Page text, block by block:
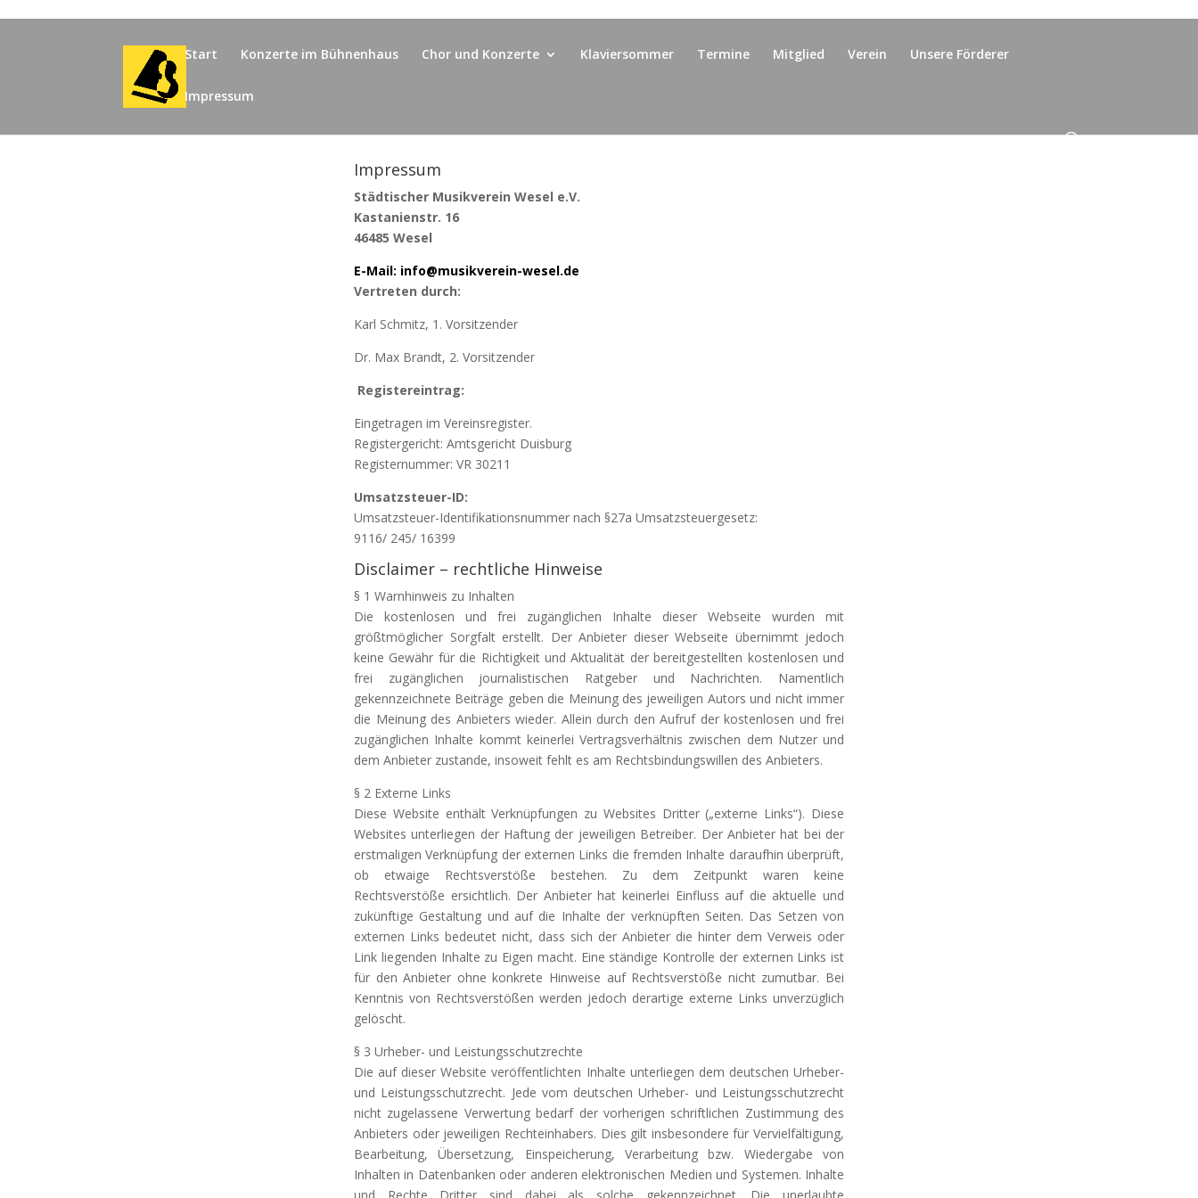
Start Konzerte im Bühnenhaus Chor und Konzerte Klaviersommer Termine Mitglied Verein Unsere Förderer
Impressum
Impressum
Städtischer Musikverein Wesel e.V.
Kastanienstr. 16
46485 Wesel
E-Mail: info@musikverein-wesel.de
Vertreten durch:
Karl Schmitz, 1. Vorsitzender
Dr. Max Brandt, 2. Vorsitzender
Registereintrag:
Eingetragen im Vereinsregister.
Registergericht: Amtsgericht Duisburg
Registernummer: VR 30211
Umsatzsteuer-ID:
Umsatzsteuer-Identifikationsnummer nach §27a Umsatzsteuergesetz:
9116/ 245/ 16399
Disclaimer – rechtliche Hinweise
§ 1 Warnhinweis zu Inhalten
Die kostenlosen und frei zugänglichen Inhalte dieser Webseite wurden mit
größtmöglicher Sorgfalt erstellt. Der Anbieter dieser Webseite übernimmt jedoch
keine Gewähr für die Richtigkeit und Aktualität der bereitgestellten kostenlosen und
frei zugänglichen journalistischen Ratgeber und Nachrichten. Namentlich
gekennzeichnete Beiträge geben die Meinung des jeweiligen Autors und nicht immer
die Meinung des Anbieters wieder. Allein durch den Aufruf der kostenlosen und frei
zugänglichen Inhalte kommt keinerlei Vertragsverhältnis zwischen dem Nutzer und
dem Anbieter zustande, insoweit fehlt es am Rechtsbindungswillen des Anbieters.
§ 2 Externe Links
Diese Website enthält Verknüpfungen zu Websites Dritter („externe Links“). Diese
Websites unterliegen der Haftung der jeweiligen Betreiber. Der Anbieter hat bei der
erstmaligen Verknüpfung der externen Links die fremden Inhalte daraufhin überprüft,
ob etwaige Rechtsverstöße bestehen. Zu dem Zeitpunkt waren keine
Rechtsverstöße ersichtlich. Der Anbieter hat keinerlei Einfluss auf die aktuelle und
zukünftige Gestaltung und auf die Inhalte der verknüpften Seiten. Das Setzen von
externen Links bedeutet nicht, dass sich der Anbieter die hinter dem Verweis oder
Link liegenden Inhalte zu Eigen macht. Eine ständige Kontrolle der externen Links ist
für den Anbieter ohne konkrete Hinweise auf Rechtsverstöße nicht zumutbar. Bei
Kenntnis von Rechtsverstößen werden jedoch derartige externe Links unverzüglich
gelöscht.
§ 3 Urheber- und Leistungsschutzrechte
Die auf dieser Website veröffentlichten Inhalte unterliegen dem deutschen Urheber-
und Leistungsschutzrecht. Jede vom deutschen Urheber- und Leistungsschutzrecht
nicht zugelassene Verwertung bedarf der vorherigen schriftlichen Zustimmung des
Anbieters oder jeweiligen Rechteinhabers. Dies gilt insbesondere für Vervielfältigung,
Bearbeitung, Übersetzung, Einspeicherung, Verarbeitung bzw. Wiedergabe von
Inhalten in Datenbanken oder anderen elektronischen Medien und Systemen. Inhalte
und Rechte Dritter sind dabei als solche gekennzeichnet. Die unerlaubte